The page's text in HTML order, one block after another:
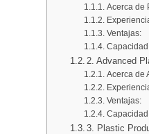
Acerca de
Ventajas:
2. Advanced
Acerca de
Ventajas:
3. Plastic